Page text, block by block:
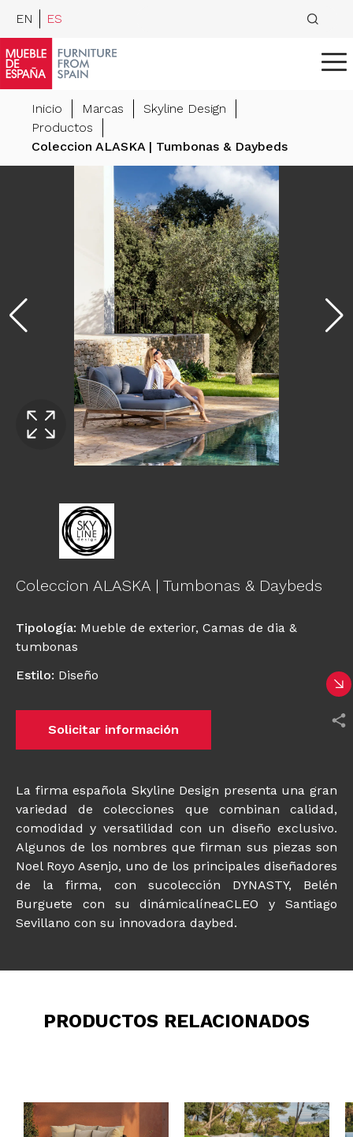
EN ES
Inicio Marcas
Skyline Design
Productos
Coleccion ALASKA | Tumbonas & Daybeds
Coleccion ALASKA | Tumbonas & Daybeds
Tipología: Mueble de exterior, Camas de dia &
tumbonas
Estilo: Diseño
Solicitar información
La firma española Skyline Design presenta una gran
variedad de colecciones que combinan calidad,
comodidad y versatilidad con un diseño exclusivo.
Algunos de los nombres que firman sus piezas son
Noel Royo Asenjo, uno de los principales diseñadores
de la firma, con sucolección DYNASTY, Belén
Burguete con su dinámicalíneaCLEO y Santiago
Sevillano con su innovadora daybed.
PRODUCTOS RELACIONADOS